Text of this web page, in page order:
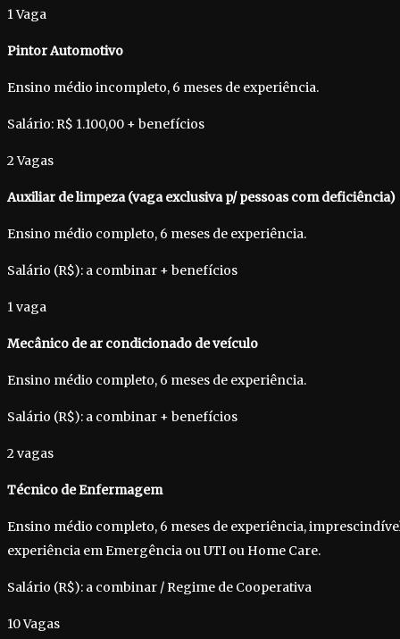
1 Vaga
Pintor Automotivo
Ensino médio incompleto, 6 meses de experiência.
Salário: R$ 1.100,00 + benefícios
2 Vagas
Auxiliar de limpeza (vaga exclusiva p/ pessoas com deficiência)
Ensino médio completo, 6 meses de experiência.
Salário (R$): a combinar + benefícios
1 vaga
Mecânico de ar condicionado de veículo
Ensino médio completo, 6 meses de experiência.
Salário (R$): a combinar + benefícios
2 vagas
Técnico de Enfermagem
Ensino médio completo, 6 meses de experiência,
experiência em Emergência ou UTI ou Home Care.
Salário (R$): a combinar / Regime de Cooperativa
10 Vagas